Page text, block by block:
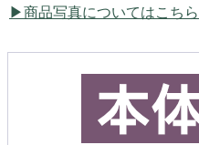
商品写真についてはこちら